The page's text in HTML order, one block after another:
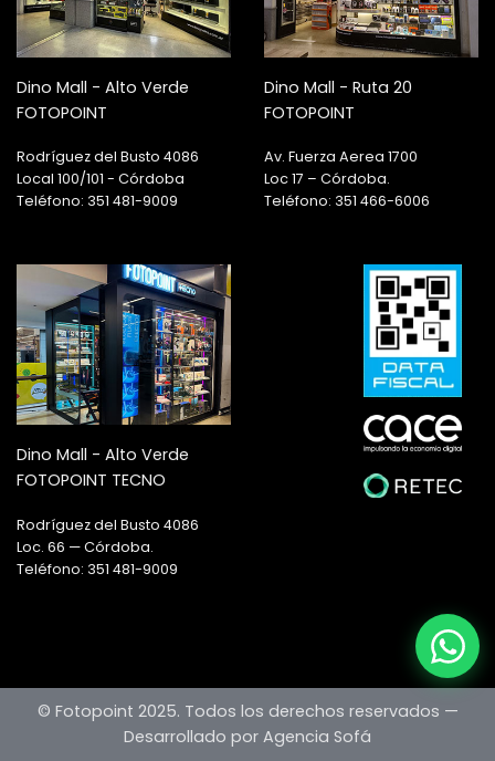
Dino Mall - Alto Verde
FOTOPOINT
Rodríguez del Busto 4086
Local 100/101 - Córdoba
Teléfono: 351 481-9009
Dino Mall - Ruta 20
FOTOPOINT
Av. Fuerza Aerea 1700
Loc 17 – Córdoba.
Teléfono: 351 466-6006
Dino Mall - Alto Verde
FOTOPOINT TECNO
Rodríguez del Busto 4086
Loc. 66 — Córdoba.
Teléfono: 351 481-9009
© Fotopoint 2025. Todos los derechos reservados —
Desarrollado por Agencia Sofá